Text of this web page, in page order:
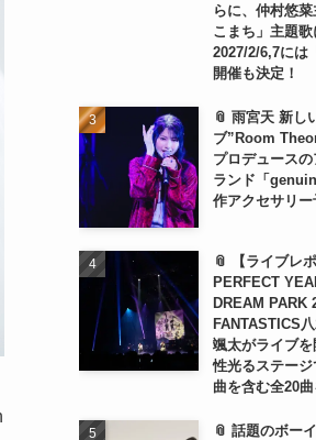
らに、仲村悠
こまち」主題歌
2027/2/6,7には
開催も決定！
📎 雨宮天 新し
ブ”Room
プロデュース
ランド「
作アクセサリー
📎 【ライブレ
PERFECT
DREAM PARK
FANTASTICS
颯太がライブを
性光るステー
曲を含む全20曲
📎 話題のボー